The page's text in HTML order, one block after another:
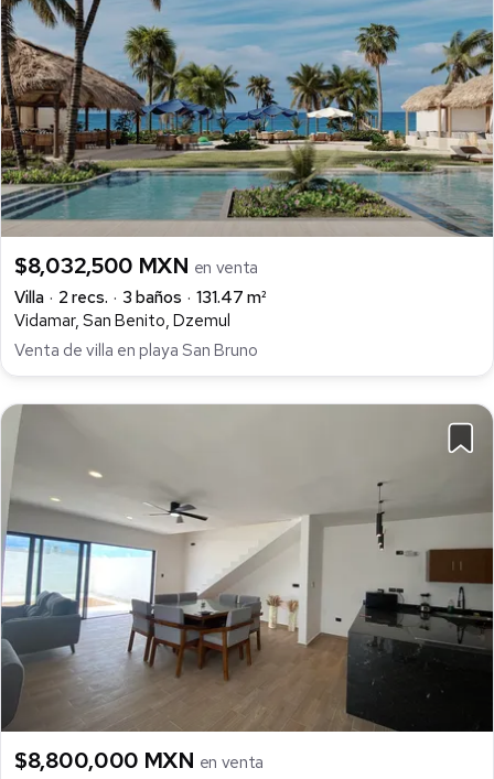
$8,032,500 MXN en venta
Villa
2 recs. 3 baños
131.47 m²
Vidamar, San Benito, Dzemul
Venta de villa en playa San Bruno
$8,800,000 MXN en venta